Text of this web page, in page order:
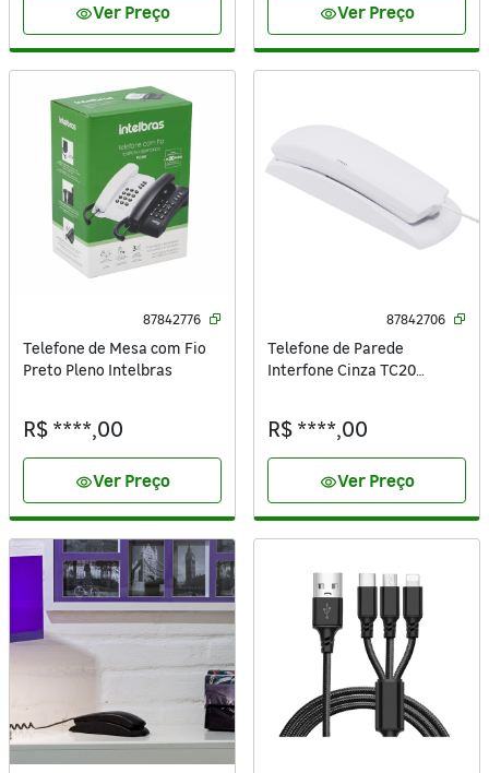
visibilityVer Preço visibilityVer Preço
87842776
Telefone de Mesa com Fio
Preto Pleno Intelbras
R$ ****,00
visibilityVer Preço
87842706
Telefone de Parede
Interfone Cinza TC20
R$ ****,00
visibilityVer Preço